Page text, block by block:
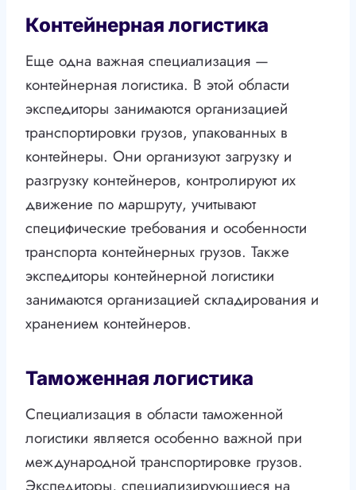
Контейнерная логистика
Еще одна важная специализация —
контейнерная логистика. В этой области
экспедиторы занимаются организацией
транспортировки грузов, упакованных в
контейнеры. Они организуют загрузку и
разгрузку контейнеров, контролируют их
движение по маршруту, учитывают
специфические требования и особенности
транспорта контейнерных грузов. Также
экспедиторы контейнерной логистики
занимаются организацией складирования и
хранением контейнеров.
Таможенная логистика
Специализация в области таможенной
логистики является особенно важной при
международной транспортировке грузов.